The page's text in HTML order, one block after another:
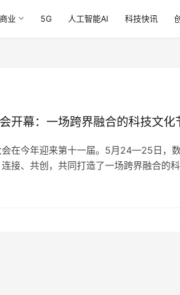
业 5G 人工智能AI 科技快讯
开幕：一场跨界融合的科技文化
在今年迎来第十一届。5月24—25日，
接、共创，共同打造了一场跨界融合的